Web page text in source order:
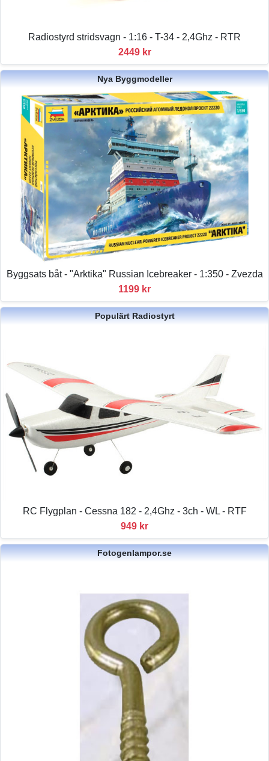
Radiostyrd stridsvagn - 1:16 - T-34 - 2,4Ghz - RTR
2449 kr
Nya Byggmodeller
Byggsats båt - "Arktika" Russian Icebreaker - 1:350 - Zvezda
1199 kr
Populärt Radiostyrt
RC Flygplan - Cessna 182 - 2,4Ghz - 3ch - WL - RTF
949 kr
Fotogenlampor.se